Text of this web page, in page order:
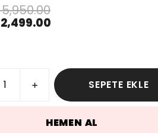
SEPETE EKLE
HEMEN AL